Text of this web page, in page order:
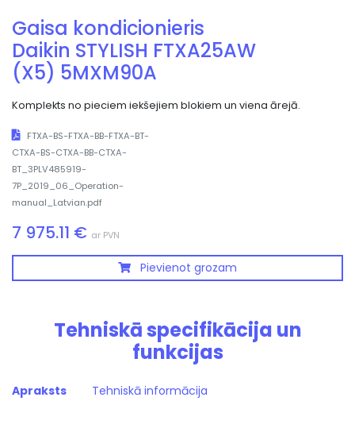
Gaisa kondicionieris
Daikin STYLISH FTXA25AW
(X5) 5MXM90A
Komplekts no pieciem iekšejiem blokiem un viena ārejā.
FTXA-BS-FTXA-BB-FTXA-BT-
CTXA-BS-CTXA-BB-CTXA-
BT_3PLV485919-
7P_2019_06_Operation-
manual_Latvian.pdf
7 975.11 € ar PVN
Pievienot grozam
Tehniskā specifikācija un
funkcijas
Apraksts Tehniskā informācija